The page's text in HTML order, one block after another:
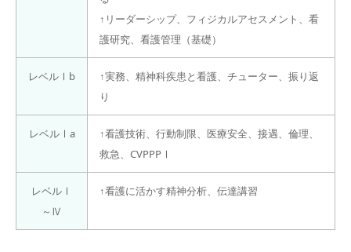
↑リーダーシップ、フィジカルアセスメント、看
護研究、看護管理（基礎）
レベルⅠb
↑実務、精神科疾患と看護、チューター、振り返
り
レベルⅠa
↑看護技術、行動制限、医療安全、接遇、倫理、
救急、CVPPPⅠ
レベルⅠ
～Ⅳ
↑看護に活かす精神分析、伝達講習